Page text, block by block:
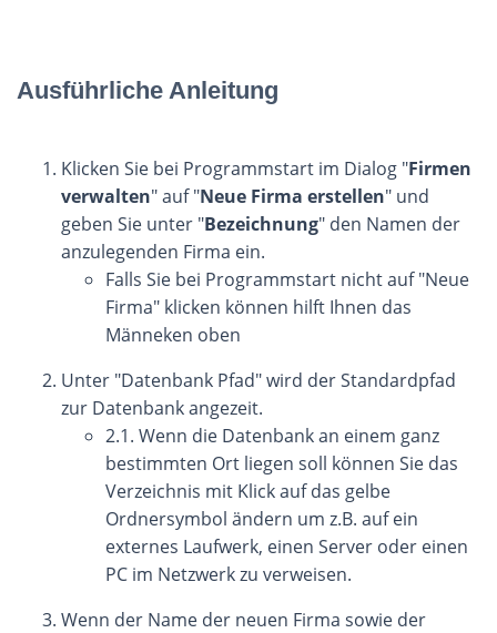
Ausführliche Anleitung
Klicken Sie bei Programmstart im Dialog "Firmen
verwalten" auf "Neue Firma erstellen" und
geben Sie unter "Bezeichnung" den Namen der
anzulegenden Firma ein.
Falls Sie bei Programmstart nicht auf "Neue
Firma" klicken können hilft Ihnen das
Männeken oben
Unter "Datenbank Pfad" wird der Standardpfad
zur Datenbank angezeit.
2.1. Wenn die Datenbank an einem ganz
bestimmten Ort liegen soll können Sie das
Verzeichnis mit Klick auf das gelbe
Ordnersymbol ändern um z.B. auf ein
externes Laufwerk, einen Server oder einen
PC im Netzwerk zu verweisen.
Wenn der Name der neuen Firma sowie der